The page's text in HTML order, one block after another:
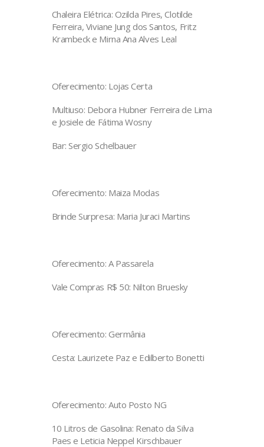
Chaleira Elétrica: Ozilda Pires, Clotilde
Ferreira, Viviane Jung dos Santos, Fritz
Krambeck e Mirna Ana Alves Leal
Oferecimento: Lojas Certa
Multiuso: Debora Hubner Ferreira de Lima
e Josiele de Fátima Wosny
Bar: Sergio Schelbauer
Oferecimento: Maiza Modas
Brinde Surpresa: Maria Juraci Martins
Oferecimento: A Passarela
Vale Compras R$ 50: Nilton Bruesky
Oferecimento: Germânia
Cesta: Laurizete Paz e Edilberto Bonetti
Oferecimento: Auto Posto NG
10 Litros de Gasolina: Renato da Silva
Paes e Leticia Neppel Kirschbauer